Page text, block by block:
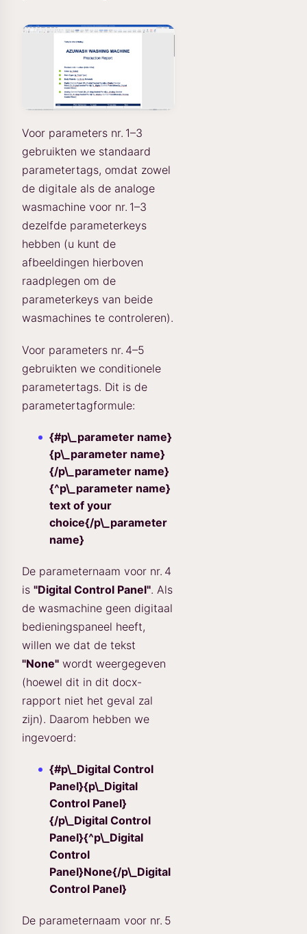
Voor parameters nr. 1–3
gebruikten we standaard
parametertags, omdat zowel
de digitale als de analoge
wasmachine voor nr. 1–3
dezelfde parameterkeys
hebben (u kunt de
afbeeldingen hierboven
raadplegen om de
parameterkeys van beide
wasmachines te controleren).
Voor parameters nr. 4–5
gebruikten we conditionele
parametertags. Dit is de
parametertagformule:
{#p\_parameter name}
{p\_parameter name}
{/p\_parameter name}
{^p\_parameter name}
text of your
choice{/p\_parameter
name}
De parameternaam voor nr. 4
is "Digital Control Panel". Als
de wasmachine geen digitaal
bedieningspaneel heeft,
willen we dat de tekst
"None" wordt weergegeven
(hoewel dit in dit docx-
rapport niet het geval zal
zijn). Daarom hebben we
ingevoerd:
{#p\_Digital Control
Panel}{p\_Digital
Control Panel}
{/p\_Digital Control
Panel}{^p\_Digital
Control
Panel}None{/p\_Digital
Control Panel}
De parameternaam voor nr. 5